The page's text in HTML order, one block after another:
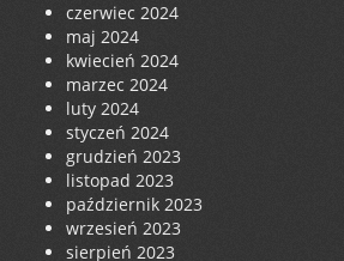
czerwiec 2024
maj 2024
kwiecień 2024
marzec 2024
luty 2024
styczeń 2024
grudzień 2023
listopad 2023
październik 2023
wrzesień 2023
sierpień 2023